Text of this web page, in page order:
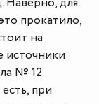
прокатило,
на
источники
№ 12
при